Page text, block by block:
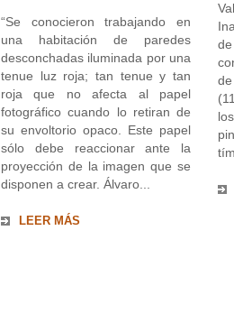
“Se conocieron trabajando en
una habitación de paredes
desconchadas iluminada por una
tenue luz roja; tan tenue y tan
roja que no afecta al papel
fotográfico cuando lo retiran de
su envoltorio opaco. Este papel
sólo debe reaccionar ante la
proyección de la imagen que se
disponen a crear. Álvaro...
LEER MÁS